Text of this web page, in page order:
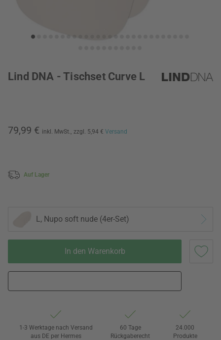
Lind DNA - Tischset Curve L
79,99 € inkl. MwSt., zzgl. 5,94 € Versand
Auf Lager
L, Nupo soft nude (4er-Set)
In den Warenkorb
1-3 Werktage nach Versand
aus DE per Hermes
60 Tage
Rückgaberecht
24.000
Produkte